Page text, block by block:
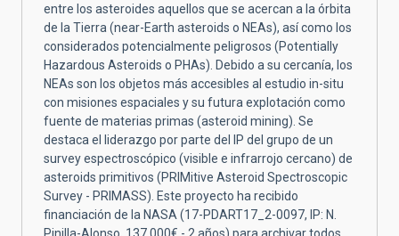
entre los asteroides aquellos que se acercan a la órbita
de la Tierra (near-Earth asteroids o NEAs), así como los
considerados potencialmente peligrosos (Potentially
Hazardous Asteroids o PHAs). Debido a su cercanía, los
NEAs son los objetos más accesibles al estudio in-situ
con misiones espaciales y su futura explotación como
fuente de materias primas (asteroid mining). Se
destaca el liderazgo por parte del IP del grupo de un
survey espectroscópico (visible e infrarrojo cercano) de
asteroids primitivos (PRIMitive Asteroid Spectroscopic
Survey - PRIMASS). Este proyecto ha recibido
financiación de la NASA (17-PDART17_2-0097, IP: N.
Pinilla-Alonso, 137.000€ - 2 años) para archivar todos